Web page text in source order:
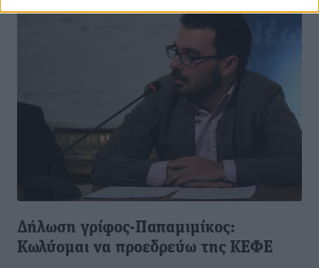
Δήλωση γρίφος-Παπαμιμίκος:
Κωλύομαι να προεδρεύω της ΚΕΦΕ